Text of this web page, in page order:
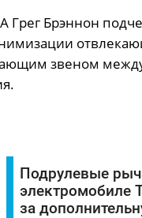
Грег Брэннон
звеном
Подрулевые
электромобиле
за